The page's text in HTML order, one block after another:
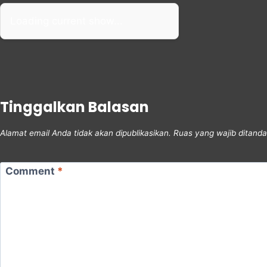
Tinggalkan Balasan
Alamat email Anda tidak akan dipublikasikan. Ruas yang wajib
Comment *